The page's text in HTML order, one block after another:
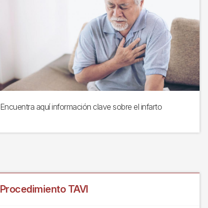
Encuentra aquí información clave sobre el infarto
Procedimiento TAVI